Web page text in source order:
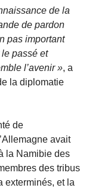
de la
de pardon
pas important
passé et
l’avenir », a
la diplomatie
de
avait
la Namibie des
des tribus
exterminés, et la